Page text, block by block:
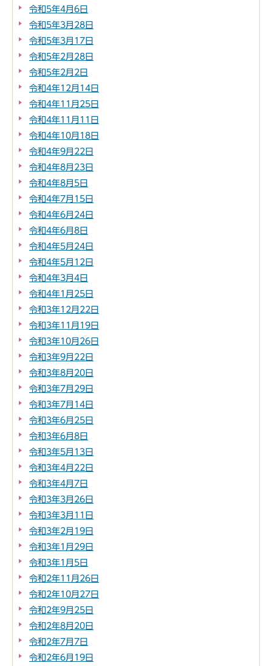
令和5年4月6日
令和5年3月28日
令和5年3月17日
令和5年2月28日
令和5年2月2日
令和4年12月14日
令和4年11月25日
令和4年11月11日
令和4年10月18日
令和4年9月22日
令和4年8月23日
令和4年8月5日
令和4年7月15日
令和4年6月24日
令和4年6月8日
令和4年5月24日
令和4年5月12日
令和4年3月4日
令和4年1月25日
令和3年12月22日
令和3年11月19日
令和3年10月26日
令和3年9月22日
令和3年8月20日
令和3年7月29日
令和3年7月14日
令和3年6月25日
令和3年6月8日
令和3年5月13日
令和3年4月22日
令和3年4月7日
令和3年3月26日
令和3年3月11日
令和3年2月19日
令和3年1月29日
令和3年1月5日
令和2年11月26日
令和2年10月27日
令和2年9月25日
令和2年8月20日
令和2年7月7日
令和2年6月19日